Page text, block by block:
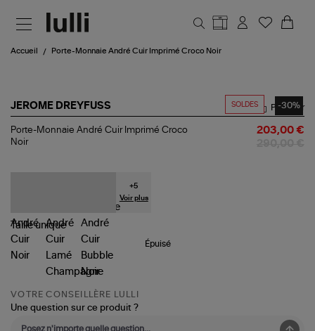
Accueil Porte-Monnaie André Cuir Imprimé Croco Noir
SOLDES -30%
JEROME DREYFUSS
Porte-
Monnaie
Partager
Porte-Monnaie André Cuir Imprimé Croco
Noir
203,00 €
+5
Voir plus
Tailleunique
Épuisé
VOTRE CONSEILLÈRE LULLI
Une question sur ce produit ?